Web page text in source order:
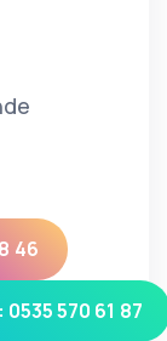
46
570 61 87